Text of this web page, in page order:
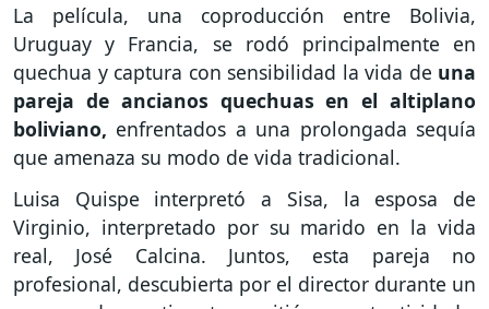
La película, una coproducción entre Bolivia,
Uruguay y Francia, se rodó principalmente en
quechua y captura con sensibilidad la vida de una
pareja de ancianos quechuas en el altiplano
boliviano, enfrentados a una prolongada sequía
que amenaza su modo de vida tradicional.
Luisa Quispe interpretó a Sisa, la esposa de
Virginio, interpretado por su marido en la vida
real, José Calcina. Juntos, esta pareja no
profesional, descubierta por el director durante un